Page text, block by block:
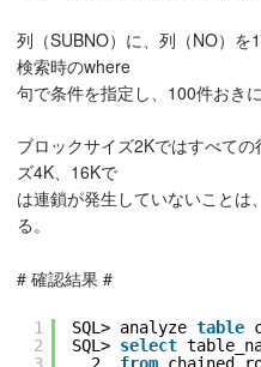
列（SUBNO）に、列（NO）を
検索時のwhere
句で条件を指定し、100件おき
ブロックサイズ2Kではすべて
ズ4K、16Kで
は連鎖が発生していないことは
る。
# 確認結果 #
1
2
3
SQL> analyze table
SQL> select
2 from